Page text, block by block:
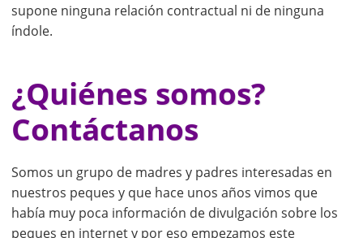
supone ninguna relación contractual ni de ninguna
índole.
¿Quiénes somos?
Contáctanos
Somos un grupo de madres y padres interesadas en
nuestros peques y que hace unos años vimos que
había muy poca información de divulgación sobre los
peques en internet y por eso empezamos este